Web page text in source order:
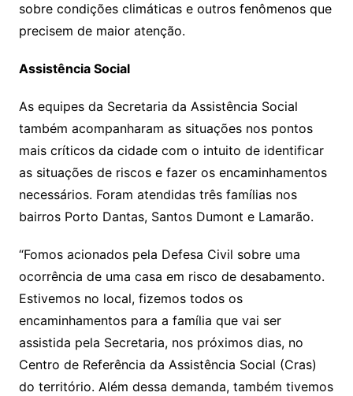
sobre condições climáticas e outros fenômenos que
precisem de maior atenção.
Assistência Social
As equipes da Secretaria da Assistência Social
também acompanharam as situações nos pontos
mais críticos da cidade com o intuito de identificar
as situações de riscos e fazer os encaminhamentos
necessários. Foram atendidas três famílias nos
bairros Porto Dantas, Santos Dumont e Lamarão.
“Fomos acionados pela Defesa Civil sobre uma
ocorrência de uma casa em risco de desabamento.
Estivemos no local, fizemos todos os
encaminhamentos para a família que vai ser
assistida pela Secretaria, nos próximos dias, no
Centro de Referência da Assistência Social (Cras)
do território. Além dessa demanda, também tivemos